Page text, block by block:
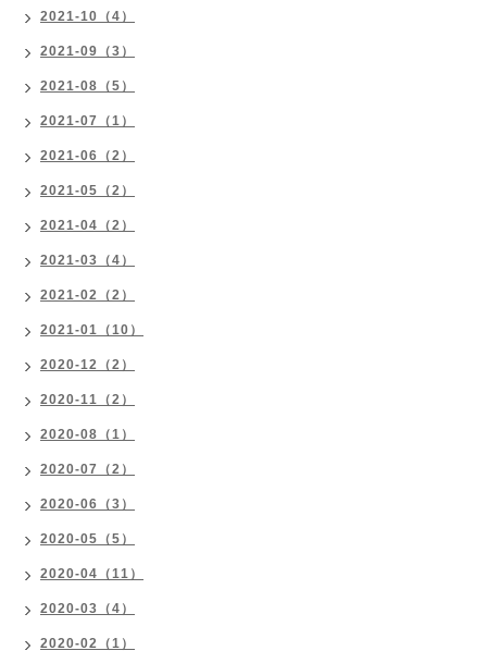
2021-10（4）
2021-09（3）
2021-08（5）
2021-07（1）
2021-06（2）
2021-05（2）
2021-04（2）
2021-03（4）
2021-02（2）
2021-01（10）
2020-12（2）
2020-11（2）
2020-08（1）
2020-07（2）
2020-06（3）
2020-05（5）
2020-04（11）
2020-03（4）
2020-02（1）